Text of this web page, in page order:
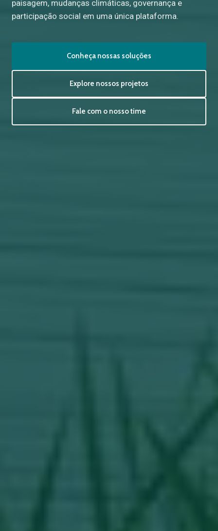
paisagem, mudanças climáticas, governança e
participação social em uma única plataforma.
Conheça nossas soluções
Explore nossos projetos
Fale com o nosso time